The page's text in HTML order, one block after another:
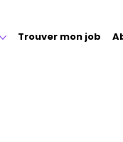
Trouver mon job